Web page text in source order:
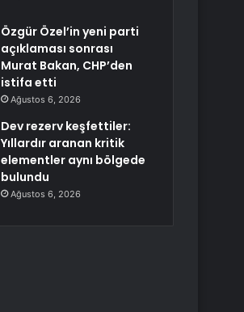
Özgür Özel’in yeni parti
açıklaması sonrası
Murat Bakan, CHP’den
istifa etti
Ağustos 6, 2026
Dev rezerv keşfettiler:
Yıllardır aranan kritik
elementler aynı bölgede
bulundu
Ağustos 6, 2026